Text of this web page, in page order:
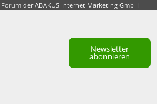
Forumder ABAKUS Internet Marketing GmbH
Newsletter
abonnieren